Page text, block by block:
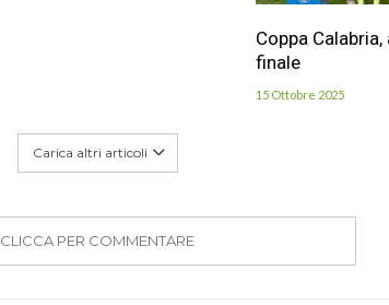
Coppa
finale
15 Ottobre 2025
Carica altri articoli
CLICCA PER COMMENTARE